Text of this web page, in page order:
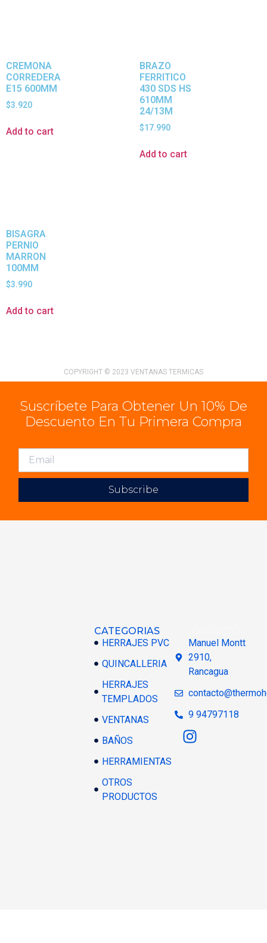
CREMONA
CORREDERA
E15 600MM
$3.920
Add to cart
BRAZO
FERRITICO
430 SDS HS
610MM
24/13M
$17.990
Add to cart
BISAGRA
PERNIO
MARRON
100MM
$3.990
Add to cart
COPYRIGHT © 2023 VENTANAS TERMICAS
Suscríbete Para Obtener Un 10% De
Descuento En Tu Primera Compra
Subscribe
CATEGORIAS
HERRAJES PVC
QUINCALLERIA
HERRAJES
TEMPLADOS
VENTANAS
BAÑOS
HERRAMIENTAS
OTROS
PRODUCTOS
Manuel Montt
2910,
Rancagua
9 94797118